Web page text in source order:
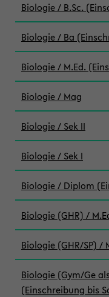
Biologie / B.Sc.
Biologie / Ba
Biologie / M.Ed.
Biologie / Mag
Biologie / Sek II
Biologie / Sek I
Biologie / Diplom
Biologie (GHR) /
Biologie (GHR/SP) /
Biologie (Gym/Ge
(Einschreibung bis